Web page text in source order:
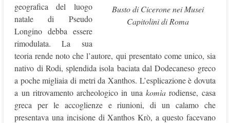
Busto di Cicerone nei Musei
Capitolini di Roma
geografica del luogo
natale di Pseudo
Longino debba essere
rimodulata. La sua
teoria rende noto che l’autore, qui presentato come unico, sia
nativo di Rodi, splendida isola baciata dal Dodecaneso greco
a poche migliaia di metri da Xanthos. L’esplicazione è dovuta
a un ritrovamento archeologico in unakomìarodiense, casa
greca per le accoglienze e riunioni, di un calamo che
presentava una incisione di Xanthos Krò, a questo facevano